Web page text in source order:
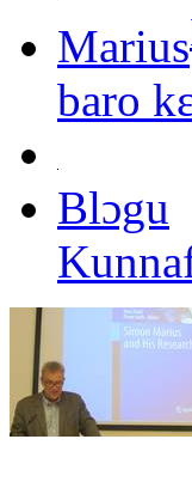
Marius
baro
Blɔgu